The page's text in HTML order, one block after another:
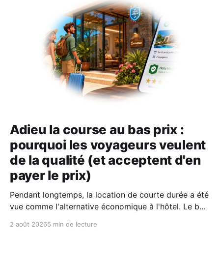
Adieu la course au bas prix :
pourquoi les voyageurs veulent
de la qualité (et acceptent d'en
payer le prix)
Pendant longtemps, la location de courte durée a été
vue comme l'alternative économique à l'hôtel. Le bon
pour économiser quelques billets. Aujourd'hui, selon
2 août 20265 min de lecture